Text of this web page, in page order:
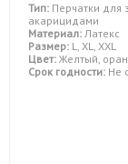
Тип: Перчатки для
акарицидами
Материал: Латекс
Размер: L, XL, XXL
Цвет: Желтый,
Срок годности: Не